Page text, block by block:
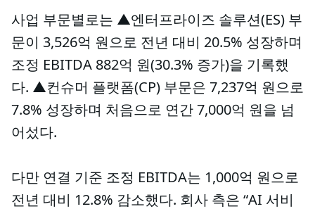
사업 부문별로는 ▲엔터프라이즈 솔루션(ES) 부
문이 3,526억 원으로 전년 대비 20.5% 성장하며
조정 EBITDA 882억 원(30.3% 증가)을 기록했
다. ▲컨슈머 플랫폼(CP) 부문은 7,237억 원으로
7.8% 성장하며 처음으로 연간 7,000억 원을 넘
어섰다.
다만 연결 기준 조정 EBITDA는 1,000억 원으로
전년 대비 12.8% 감소했다. 회사 측은 “AI 서비